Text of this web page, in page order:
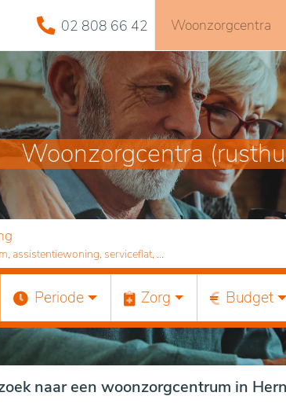
02 808 66 42 Woonzorgcentra
Woonzorgcentra
assistentiewoning, serviceflat, ...
Periode Zorg Budget
naar een woonzorgcentrum in